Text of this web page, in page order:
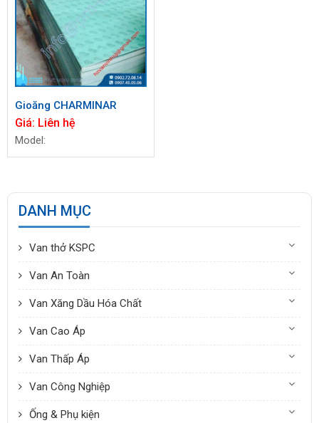
Gioăng CHARMINAR
Giá: Liên hệ
Model:
DANH MỤC
Van thở KSPC
Van An Toàn
Van Xăng Dầu Hóa Chất
Van Cao Áp
Van Thấp Áp
Van Công Nghiệp
Ống & Phụ kiện